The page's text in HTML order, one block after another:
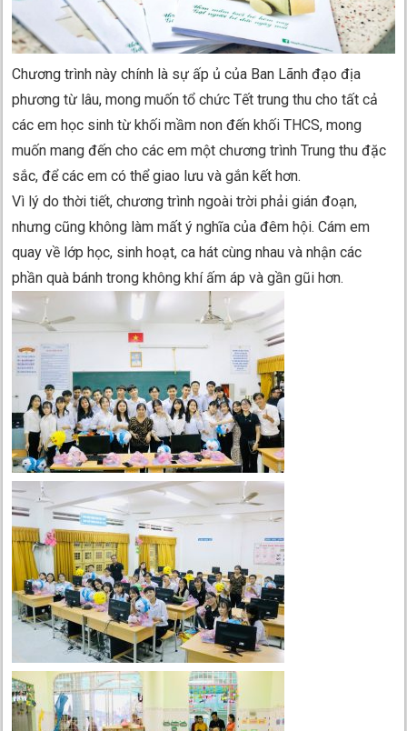
Chương trình này chính là sự ấp ủ của Ban Lãnh đạo địa
phương từ lâu, mong muốn tổ chức Tết trung thu cho tất cả
các em học sinh từ khối mầm non đến khối THCS, mong
muốn mang đến cho các em một chương trình Trung thu đặc
sắc, để các em có thể giao lưu và gắn kết hơn.
Vì lý do thời tiết, chương trình ngoài trời phải gián đoạn,
nhưng cũng không làm mất ý nghĩa của đêm hội. Cám em
quay về lớp học, sinh hoạt, ca hát cùng nhau và nhận các
phần quà bánh trong không khí ấm áp và gần gũi hơn.